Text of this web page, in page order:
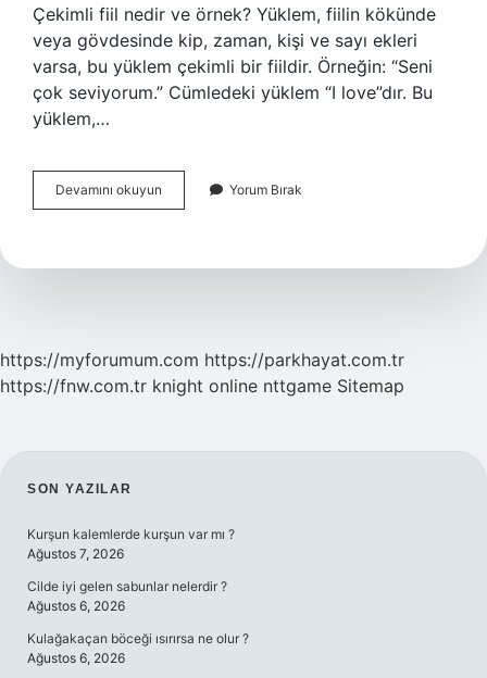
Çekimli fiil nedir ve örnek? Yüklem, fiilin kökünde
veya gövdesinde kip, zaman, kişi ve sayı ekleri
varsa, bu yüklem çekimli bir fiildir. Örneğin: “Seni
çok seviyorum.” Cümledeki yüklem “I love”dır. Bu
yüklem,…
Devamını okuyun
Çekimli
Yorum Bırak
https://myforumum.com https://parkhayat.com.tr
https://fnw.com.tr knight online nttgame Sitemap
SIDEBAR
SON YAZILAR
Kurşun kalemlerde kurşun var mı ?
Ağustos 7, 2026
Cilde iyi gelen sabunlar nelerdir ?
Ağustos 6, 2026
Kulağakaçan böceği ısırırsa ne olur ?
Ağustos 6, 2026